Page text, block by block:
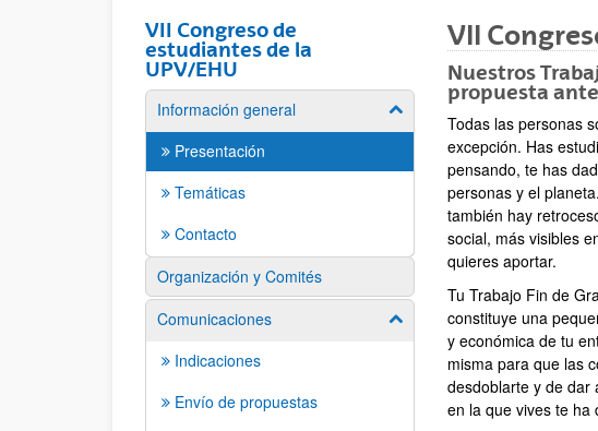
VII Congreso de
estudiantes de la
UPV/EHU
Información general Mostrar/ocultar subpáginas
Presentación
Temáticas
Contacto
Organización y Comités
Comunicaciones
Mostrar/ocultar subpáginas
Indicaciones
Envío de propuestas
VII
Nuestros
propuesta
Todas las personas
excepción. Has
pensando, te has
personas y el
también hay
social, más visibles
quieres aportar.
Tu Trabajo Fin de
constituye una
y económica de tu
misma para que las
desdoblarte y de dar
en la que vives te ha